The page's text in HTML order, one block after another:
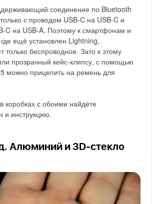
соединение по Bluetooth
с проводом USB‑C на USB‑C и
на USB‑A. Поэтому к смартфонам и
ещё установлен Lightning,
только беспроводное. Зато к этому
прозрачный кейс-клипсу, с помощью
можно прицепить на ремень для
коробках с обоими найдёте
и инструкцию.
Алюминий и 3D‑стекло